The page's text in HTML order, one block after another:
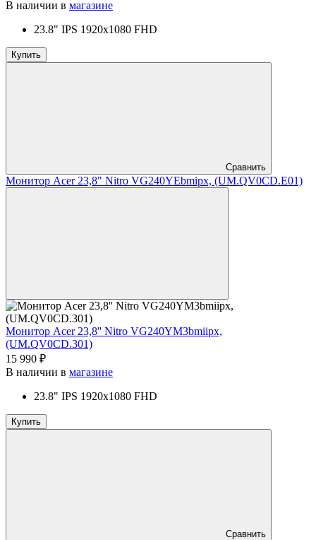
В наличии в магазине
23.8" IPS 1920x1080 FHD
Купить
Сравнить
Монитор Acer 23,8" Nitro VG240YEbmipx, (UM.QV0CD.E01)
Монитор Acer 23,8'' Nitro VG240YM3bmiipx,
(UM.QV0CD.301)
15 990 ₽
В наличии в магазине
23.8" IPS 1920x1080 FHD
Купить
Сравнить